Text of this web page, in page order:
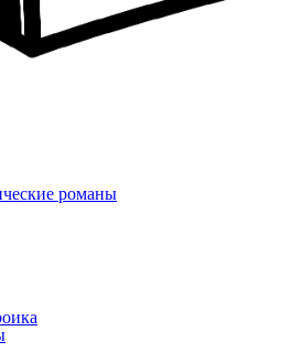
романы